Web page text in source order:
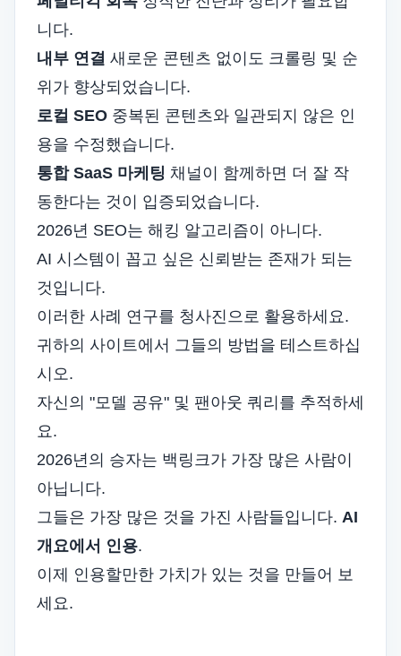
니다.
내부 연결 새로운 콘텐츠 없이도 크롤링 및 순
위가 향상되었습니다.
로컬 SEO 중복된 콘텐츠와 일관되지 않은 인
용을 수정했습니다.
통합 SaaS 마케팅 채널이 함께하면 더 잘 작
동한다는 것이 입증되었습니다.
2026년 SEO는 해킹 알고리즘이 아니다.
AI 시스템이 꼽고 싶은 신뢰받는 존재가 되는
것입니다.
이러한 사례 연구를 청사진으로 활용하세요.
귀하의 사이트에서 그들의 방법을 테스트하십
시오.
자신의 "모델 공유" 및 팬아웃 쿼리를 추적하세
요.
2026년의 승자는 백링크가 가장 많은 사람이
아닙니다.
그들은 가장 많은 것을 가진 사람들입니다. AI
개요에서 인용.
이제 인용할만한 가치가 있는 것을 만들어 보
세요.